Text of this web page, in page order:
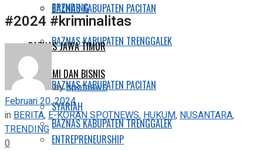
BAZNAS KABUPATEN PACITAN
BAZNAS KABUPATEN TRENGGALEK
EKONOMI DAN BISNIS
SYARIAH
ENTREPRENEURSHIP
TRENDING
BAZNAS JAWA TIMUR
BAZNAS KABUPATEN PACITAN
BAZNAS KABUPATEN TRENGGALEK
#2024 #kriminalitas
byspotnews
Februari 20, 2024
in BERITA, E-KORAN SPOTNEWS, HUKUM, NUSANTARA,
TRENDING
0